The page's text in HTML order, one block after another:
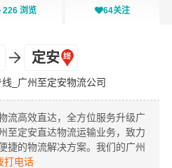
226 浏览 64关注
定安
_广州至定安物流公司
流高效直达，全方位服务升级广
至定安直达物流运输业务，致力
捷的物流解决方案。我们的广州
打电话